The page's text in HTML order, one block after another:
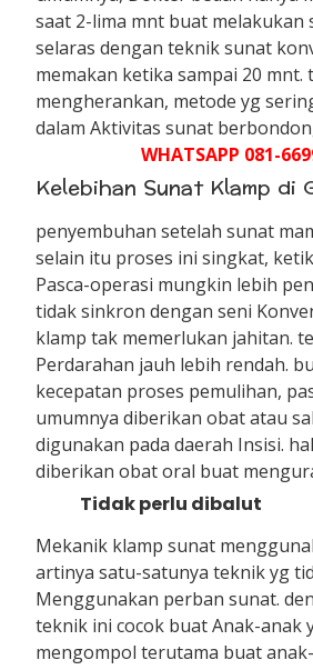
saat 2-lima mnt buat melakukan
selaras dengan teknik sunat
memakan ketika sampai 20 mnt.
mengherankan, metode yg
dalam Aktivitas sunat
WHATSAPP 081-
Kelebihan Sunat Klamp di
penyembuhan setelah sunat
selain itu proses ini singkat,
Pasca-operasi mungkin lebih
tidak sinkron dengan seni
klamp tak memerlukan jahitan.
Perdarahan jauh lebih rendah.
kecepatan proses pemulihan,
umumnya diberikan obat atau
digunakan pada daerah Insisi.
diberikan obat oral buat
Tidak perlu dibalut
Mekanik klamp sunat
artinya satu-satunya teknik yg
Menggunakan perban sunat.
teknik ini cocok buat Anak-anak
mengompol terutama buat